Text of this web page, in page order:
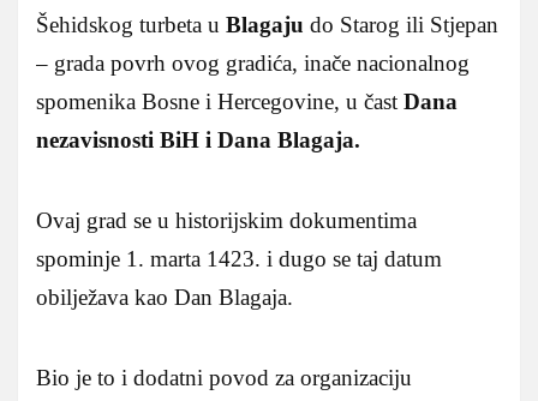
Šehidskog turbeta u Blagaju do Starog ili Stjepan
– grada povrh ovog gradića, inače nacionalnog
spomenika Bosne i Hercegovine, u čast Dana
nezavisnosti BiH i Dana Blagaja.
Ovaj grad se u historijskim dokumentima
spominje 1. marta 1423. i dugo se taj datum
obilježava kao Dan Blagaja.
Bio je to i dodatni povod za organizaciju